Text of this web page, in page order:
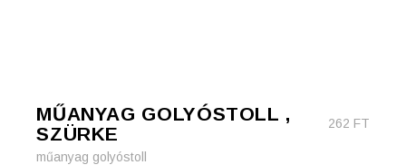
MŰANYAG GOLYÓSTOLL ,
SZÜRKE
262 FT
műanyag golyóstoll